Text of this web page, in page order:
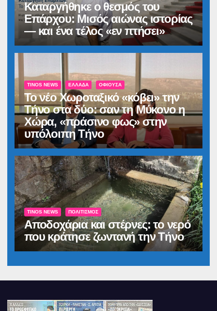
Καταργήθηκε ο θεσμός του
Επάρχου: Μισός αιώνας ιστορίας
— και ένα τέλος «εν πτήσει»
TINOS NEWS ΕΛΛΆΔΑ ΟΦΙΟΎΣΑ
Το νέο Χωροταξικό «κόβει» την
Τήνο στα δύο: σαν τη Μύκονο η
Χώρα, «πράσινο φως» στην
υπόλοιπη Τήνο
TINOS NEWS ΠΟΛΙΤΙΣΜΌΣ
Αποδοχάρια και στέρνες: το νερό
που κράτησε ζωντανή την Τήνο